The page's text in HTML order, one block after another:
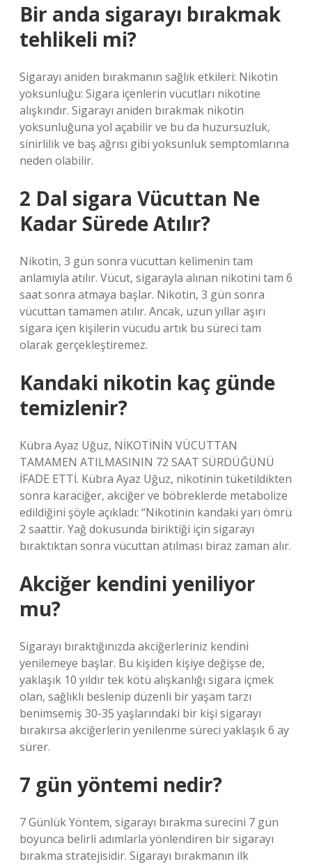
Bir anda sigarayı bırakmak
tehlikeli mi?
Sigarayı aniden bırakmanın sağlık etkileri: Nikotin
yoksunluğu: Sigara içenlerin vücutları nikotine
alışkındır. Sigarayı aniden bırakmak nikotin
yoksunluğuna yol açabilir ve bu da huzursuzluk,
sinirlilik ve baş ağrısı gibi yoksunluk semptomlarına
neden olabilir.
2 Dal sigara Vücuttan Ne
Kadar Sürede Atılır?
Nikotin, 3 gün sonra vücuttan kelimenin tam
anlamıyla atılır. Vücut, sigarayla alınan nikotini tam 6
saat sonra atmaya başlar. Nikotin, 3 gün sonra
vücuttan tamamen atılır. Ancak, uzun yıllar aşırı
sigara içen kişilerin vücudu artık bu süreci tam
olarak gerçekleştiremez.
Kandaki nikotin kaç günde
temizlenir?
Kübra Ayaz Uğuz, NİKOTİNİN VÜCUTTAN
TAMAMEN ATILMASININ 72 SAAT SÜRDÜĞÜNÜ
İFADE ETTİ. Kübra Ayaz Uğuz, nikotinin tüketildikten
sonra karaciğer, akciğer ve böbreklerde metabolize
edildiğini şöyle açıkladı: “Nikotinin kandaki yarı ömrü
2 saattir. Yağ dokusunda biriktiği için sigarayı
bıraktıktan sonra vücuttan atılması biraz zaman alır.
Akciğer kendini yeniliyor
mu?
Sigarayı bıraktığınızda akciğerleriniz kendini
yenilemeye başlar. Bu kişiden kişiye değişse de,
yaklaşık 10 yıldır tek kötü alışkanlığı sigara içmek
olan, sağlıklı beslenip düzenli bir yaşam tarzı
benimsemiş 30-35 yaşlarındaki bir kişi sigarayı
bırakırsa akciğerlerin yenilenme süreci yaklaşık 6 ay
sürer.
7 gün yöntemi nedir?
7 Günlük Yöntem, sigarayı bırakma sürecini 7 gün
boyunca belirli adımlarla yönlendiren bir sigarayı
bırakma stratejisidir. Sigarayı bırakmanın ilk